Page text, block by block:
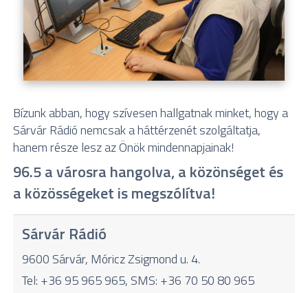
Bízunk abban, hogy szívesen hallgatnak minket, hogy a
Sárvár Rádió nemcsak a háttérzenét szolgáltatja,
hanem része lesz az Önök mindennapjainak!
96.5 a városra hangolva, a közönséget és
a közösségeket is megszólítva!
Sárvár Rádió
9600 Sárvár, Móricz Zsigmond u. 4.
Tel: +36 95 965 965, SMS: +36 70 50 80 965